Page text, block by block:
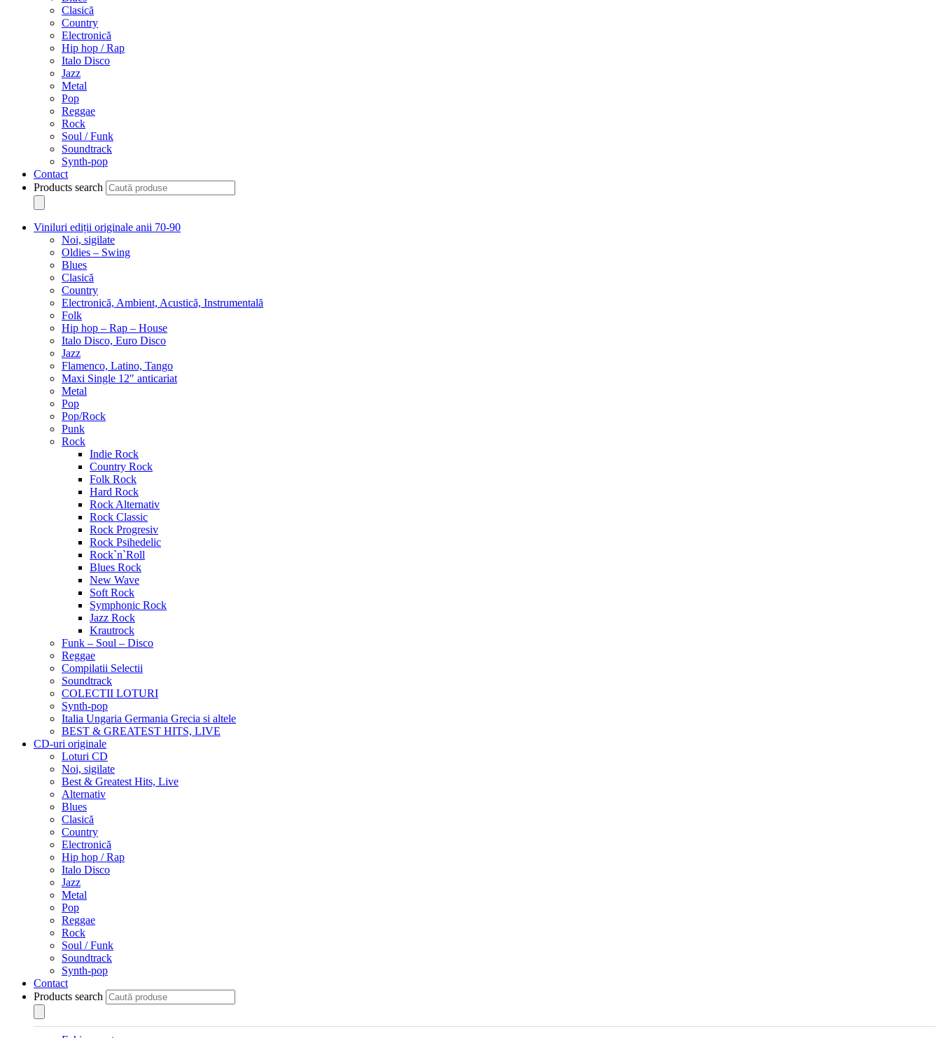
Clasică
Country
Electronică
Hip hop / Rap
Italo Disco
Jazz
Metal
Pop
Reggae
Rock
Soul / Funk
Soundtrack
Synth-pop
Contact
Products search
Viniluri ediții originale anii 70-90
Noi, sigilate
Oldies – Swing
Blues
Clasică
Country
Electronică, Ambient, Acustică, Instrumentală
Folk
Hip hop – Rap – House
Italo Disco, Euro Disco
Jazz
Flamenco, Latino, Tango
Maxi Single 12″ anticariat
Metal
Pop
Pop/Rock
Punk
Rock
Indie Rock
Country Rock
Folk Rock
Hard Rock
Rock Alternativ
Rock Classic
Rock Progresiv
Rock Psihedelic
Rock`n`Roll
Blues Rock
New Wave
Soft Rock
Symphonic Rock
Jazz Rock
Krautrock
Funk – Soul – Disco
Reggae
Compilatii Selectii
Soundtrack
COLECTII LOTURI
Synth-pop
Italia Ungaria Germania Grecia si altele
BEST & GREATEST HITS, LIVE
CD-uri originale
Loturi CD
Noi, sigilate
Best & Greatest Hits, Live
Alternativ
Blues
Clasică
Country
Electronică
Hip hop / Rap
Italo Disco
Jazz
Metal
Pop
Reggae
Rock
Soul / Funk
Soundtrack
Synth-pop
Contact
Products search